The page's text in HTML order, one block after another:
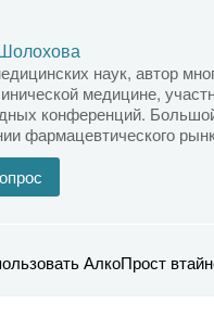
наук, автор
медицине,
конференций.
фармацевтического
АлкоПрост